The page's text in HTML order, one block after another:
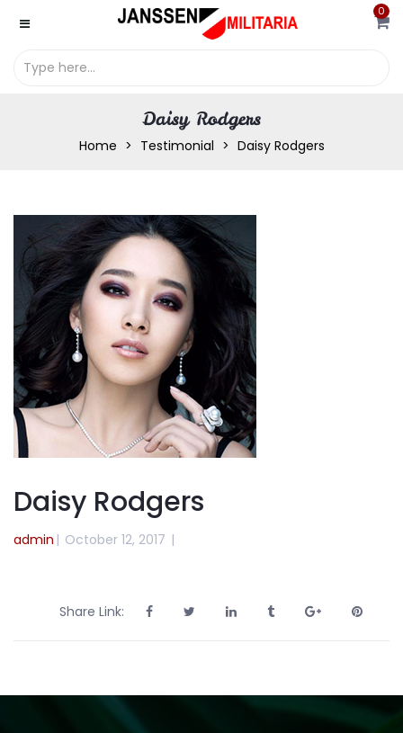
0
Daisy Rodgers
Home Testimonial Daisy Rodgers
Daisy Rodgers
admin | October 12, 2017 |
Share Link: